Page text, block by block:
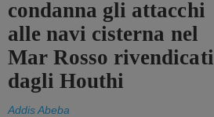
condanna gli attacchi
alle navi cisterna nel
Mar Rosso rivendicati
dagli Houthi
Addis Abeba